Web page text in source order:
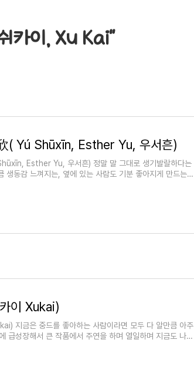
카이, Xu Kai"
( Yú Shūxīn, Esther Yu, 우서흔)
Esther Yu, 우서흔) 정말 말 그대로 생기발랄하다는
생동감 느껴지는, 옆에 있는 사람도 기분 좋아지게 만드는
이 Xukai)
지금은 중드를 좋아하는 사람이라면 모두 다 알만큼 아주
급성장해서 큰 작품에서 주연을 하며 열일하며 지금도 나올